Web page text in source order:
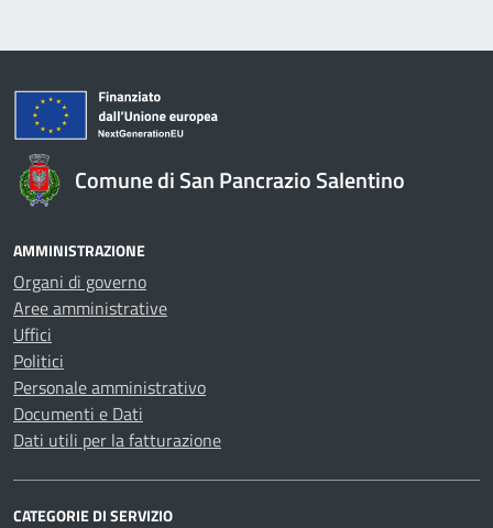
Comune di San Pancrazio Salentino
AMMINISTRAZIONE
Organi di governo
Aree amministrative
Uffici
Politici
Personale amministrativo
Documenti e Dati
Dati utili per la fatturazione
CATEGORIE DI SERVIZIO